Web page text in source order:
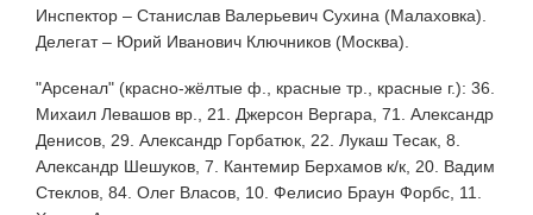
Инспектор – Станислав Валерьевич Сухина (Малаховка).
Делегат – Юрий Иванович Ключников (Москва).
"Арсенал" (красно-жёлтые ф., красные тр., красные г.): 36.
Михаил Левашов вр., 21. Джерсон Вергара, 71. Александр
Денисов, 29. Александр Горбатюк, 22. Лукаш Тесак, 8.
Александр Шешуков, 7. Кантемир Берхамов к/к, 20. Вадим
Стеклов, 84. Олег Власов, 10. Фелисио Браун Форбс, 11.